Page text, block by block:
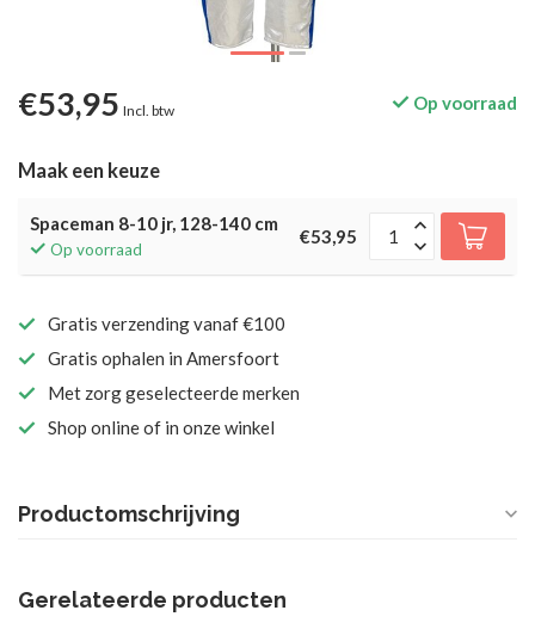
€53,95 Incl. btw Op voorraad
Maak een keuze
Spaceman 8-10 jr, 128-140 cm
Op voorraad
€53,95
Gratis verzending vanaf €100
Gratis ophalen in Amersfoort
Met zorg geselecteerde merken
Shop online of in onze winkel
Productomschrijving
Gerelateerde producten